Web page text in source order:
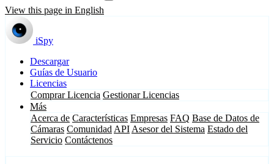
View this page in English
iSpy
Descargar
Guías de Usuario
Licencias
Comprar Licencia Gestionar Licencias
Más
Acerca de Características Empresas FAQ Base de Datos de
Cámaras Comunidad API Asesor del Sistema Estado del
Servicio Contáctenos